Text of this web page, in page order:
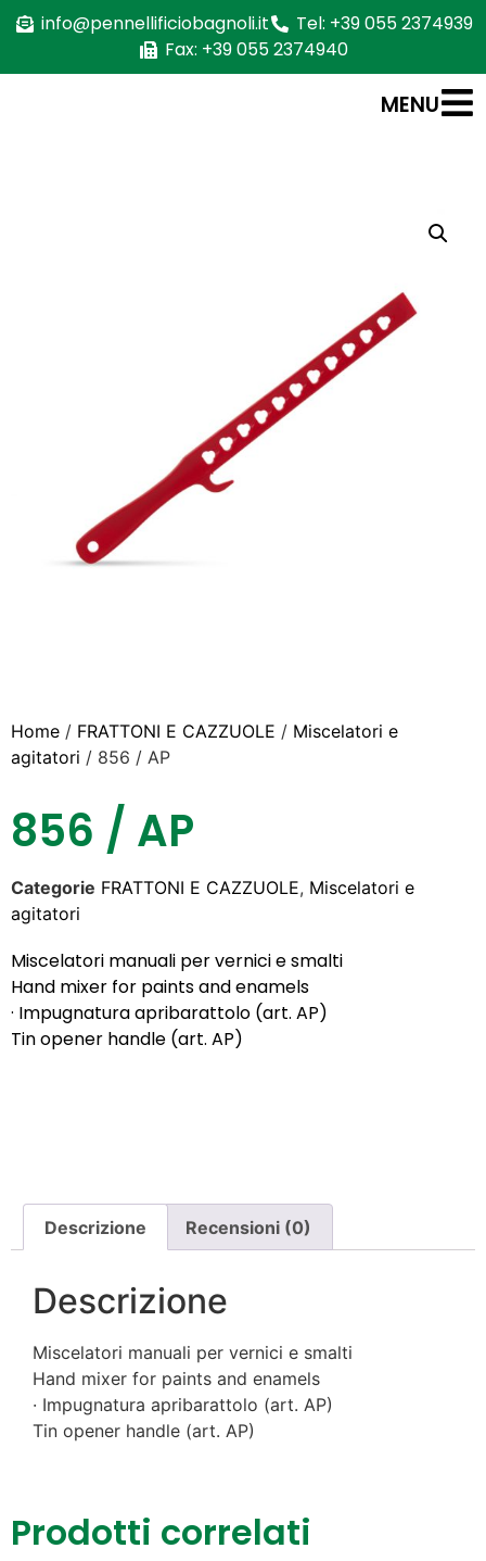
info@pennellificiobagnoli.it
Tel: +39 055 2374939
Fax: +39 055 2374940
MENU
Home / FRATTONI E CAZZUOLE / Miscelatori e
agitatori / 856 / AP
856 / AP
Categorie FRATTONI E CAZZUOLE, Miscelatori e
agitatori
Miscelatori manuali per vernici e smalti
Hand mixer for paints and enamels
· Impugnatura apribarattolo (art. AP)
Tin opener handle (art. AP)
Descrizione Recensioni (0)
Descrizione
Miscelatori manuali per vernici e smalti
Hand mixer for paints and enamels
· Impugnatura apribarattolo (art. AP)
Tin opener handle (art. AP)
Prodotti correlati